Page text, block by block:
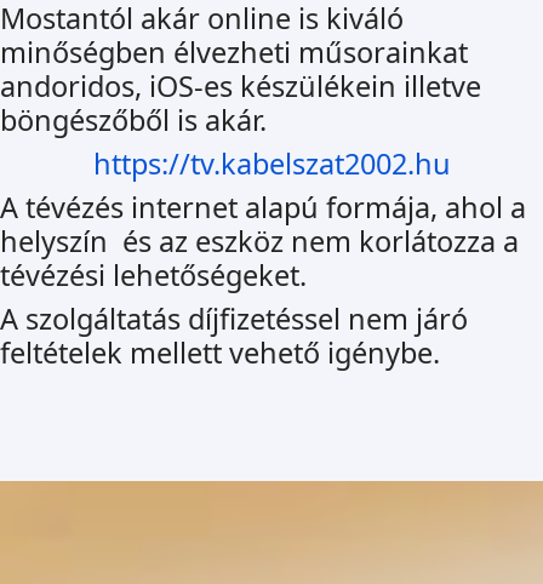
Mostantól akár online is kiváló
minőségben élvezheti műsorainkat
andoridos, iOS-es készülékein illetve
böngészőből is akár.
https://tv.kabelszat2002.hu
A tévézés internet alapú formája, ahol a
helyszín és az eszköz nem korlátozza a
tévézési lehetőségeket.
A szolgáltatás díjfizetéssel nem járó
feltételek mellett vehető igénybe.